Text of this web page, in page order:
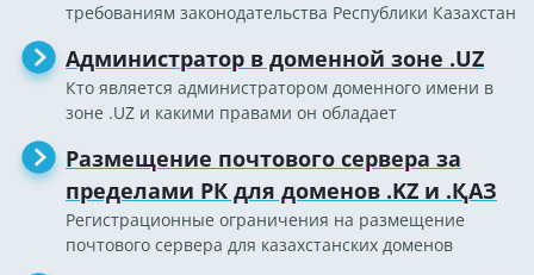
требованиям законодательства Республики Казахстан
Администратор в доменной зоне .UZ
Кто является администратором доменного имени в
зоне .UZ и какими правами он обладает
Размещение почтового сервера за
пределами РК для доменов .KZ и .ҚАЗ
Регистрационные ограничения на размещение
почтового сервера для казахстанских доменов